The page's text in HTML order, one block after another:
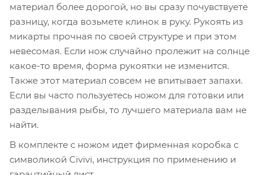
материал более дорогой, но вы сразу почувствуете
разницу, когда возьмете клинок в руку. Рукоять из
микарты прочная по своей структуре и при этом
невесомая. Если нож случайно пролежит на солнце
какое-то время, форма рукоятки не изменится.
Также этот материал совсем не впитывает запахи.
Если вы часто пользуетесь ножом для готовки или
разделывания рыбы, то лучшего материала вам не
найти.
В комплекте с ножом идет фирменная коробка с
символикой Civivi, инструкция по применению и